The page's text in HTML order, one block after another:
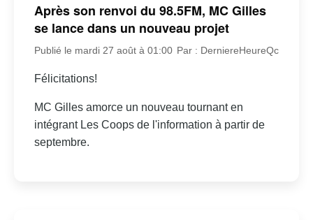
Après son renvoi du 98.5FM, MC Gilles
se lance dans un nouveau projet
Publié le mardi 27 août à 01:00 Par : DerniereHeureQc
Félicitations!
MC Gilles amorce un nouveau tournant en
intégrant Les Coops de l'information à partir de
septembre.